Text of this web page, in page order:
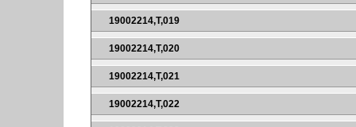
19002214,T,019
19002214,T,020
19002214,T,021
19002214,T,022